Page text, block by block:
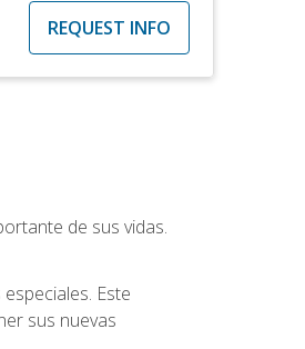
REQUEST INFO
de sus vidas.
Este
sus nuevas